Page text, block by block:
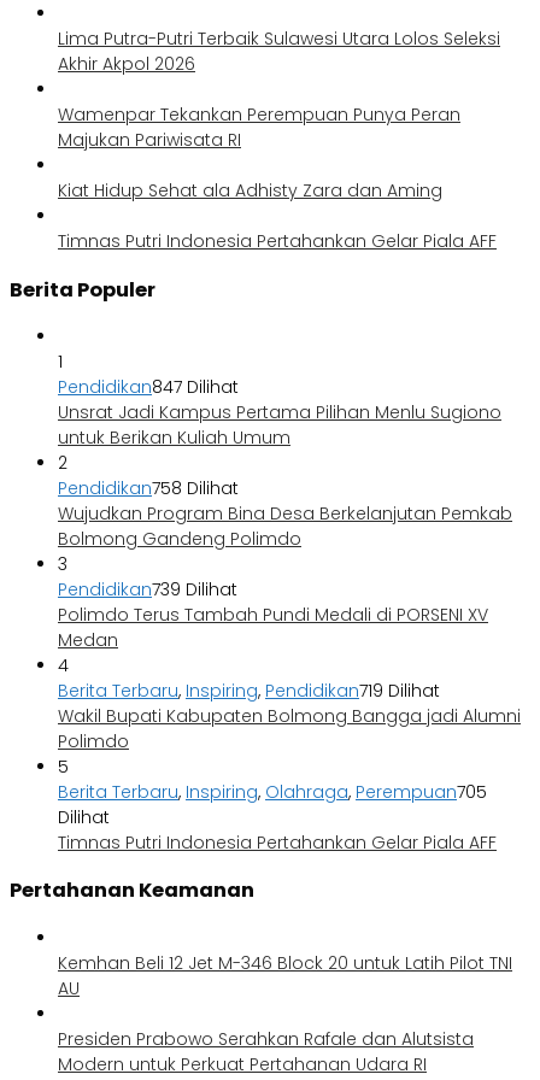
Lima Putra-Putri Terbaik Sulawesi Utara Lolos Seleksi
Akhir Akpol 2026
Wamenpar Tekankan Perempuan Punya Peran
Majukan Pariwisata RI
Kiat Hidup Sehat ala Adhisty Zara dan Aming
Timnas Putri Indonesia Pertahankan Gelar Piala AFF
Berita Populer
1
Pendidikan847 Dilihat
Unsrat Jadi Kampus Pertama Pilihan Menlu Sugiono
untuk Berikan Kuliah Umum
2
Pendidikan758 Dilihat
Wujudkan Program Bina Desa Berkelanjutan Pemkab
Bolmong Gandeng Polimdo
3
Pendidikan739 Dilihat
Polimdo Terus Tambah Pundi Medali di PORSENI XV
Medan
4
Berita Terbaru, Inspiring, Pendidikan719 Dilihat
Wakil Bupati Kabupaten Bolmong Bangga jadi Alumni
Polimdo
5
Berita Terbaru, Inspiring, Olahraga, Perempuan705
Dilihat
Timnas Putri Indonesia Pertahankan Gelar Piala AFF
Pertahanan Keamanan
Kemhan Beli 12 Jet M-346 Block 20 untuk Latih Pilot TNI
AU
Presiden Prabowo Serahkan Rafale dan Alutsista
Modern untuk Perkuat Pertahanan Udara RI